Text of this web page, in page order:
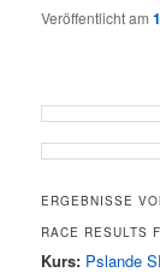
Veröffentlicht am
ERGEBNISSE
RACE RESULTS
Kurs: Pslande